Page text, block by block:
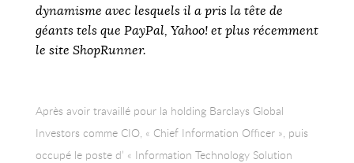
dynamisme avec lesquels il a pris la tête de
géants tels que PayPal, Yahoo! et plus récemment
le site ShopRunner.
Après avoir travaillé pour la holding Barclays Global
Investors comme CIO, « Chief Information Officer », puis
occupé le poste d’ « Information Technology Solution